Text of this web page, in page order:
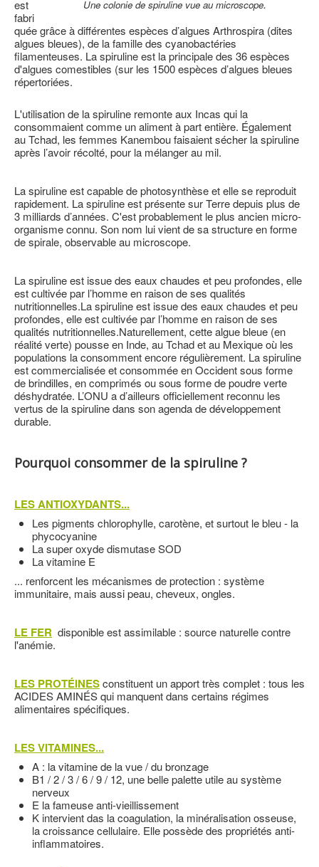
Une colonie de spiruline vue au microscope.
est
fabri
quée grâce à différentes espèces d’algues Arthrospira (dites
algues bleues), de la famille des cyanobactéries
filamenteuses. La spiruline est la principale des 36 espèces
d'algues comestibles (sur les 1500 espèces d’algues bleues
répertoriées.
L'utilisation de la spiruline remonte aux Incas qui la
consommaient comme un aliment à part entière. Également
au Tchad, les femmes Kanembou faisaient sécher la spiruline
après l’avoir récolté, pour la mélanger au mil.
La spiruline est capable de photosynthèse et elle se reproduit
rapidement. La spiruline est présente sur Terre depuis plus de
3 milliards d’années. C'est probablement le plus ancien micro-
organisme connu. Son nom lui vient de sa structure en forme
de spirale, observable au microscope.
La spiruline est issue des eaux chaudes et peu profondes, elle
est cultivée par l’homme en raison de ses qualités
nutritionnelles.La spiruline est issue des eaux chaudes et peu
profondes, elle est cultivée par l’homme en raison de ses
qualités nutritionnelles.Naturellement, cette algue bleue (en
réalité verte) pousse en Inde, au Tchad et au Mexique où les
populations la consomment encore régulièrement. La spiruline
est commercialisée et consommée en Occident sous forme
de brindilles, en comprimés ou sous forme de poudre verte
déshydratée. L’ONU a d’ailleurs officiellement reconnu les
vertus de la spiruline dans son agenda de développement
durable.
Pourquoi consommer de la spiruline ?
LES ANTIOXYDANTS...
Les pigments chlorophylle, carotène, et surtout le bleu - la
phycocyanine
La super oxyde dismutase SOD
La vitamine E
... renforcent les mécanismes de protection : système
immunitaire, mais aussi peau, cheveux, ongles.
LE FER disponible est assimilable : source naturelle contre
l'anémie.
LES PROTÉINESconstituent un apport très complet : tous les
ACIDES AMINÉS qui manquent dans certains régimes
alimentaires spécifiques.
LES VITAMINES...
A : la vitamine de la vue / du bronzage
B1 / 2 / 3 / 6 / 9 / 12, une belle palette utile au système
nerveux
E la fameuse anti-vieillissement
K intervient das la coagulation, la minéralisation osseuse,
la croissance cellulaire. Elle possède des propriétés anti-
inflammatoires.